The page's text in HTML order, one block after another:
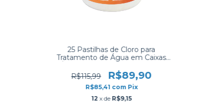
25 Pastilhas de Cloro para
Tratamento de Água em Caixas
R$115,99
R$89,90
R$85,41 com Pix
12 x de R$9,15